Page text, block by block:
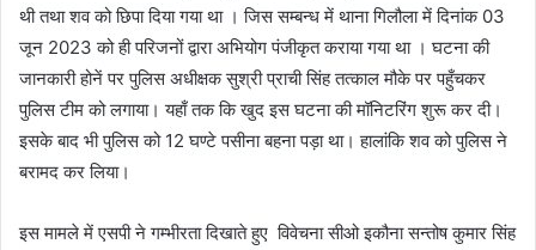
थी तथा शव को छिपा दिया गया था । जिस सम्बन्ध में थाना गिलौला में दिनांक 03
जून 2023 को ही परिजनों द्वारा अभियोग पंजीकृत कराया गया था । घटना की
जानकारी होनें पर पुलिस अधीक्षक सुश्री प्राची सिंह तत्काल मौके पर पहुँचकर
पुलिस टीम को लगाया। यहाँ तक कि खुद इस घटना की मॉनिटरिंग शुरू कर दी।
इसके बाद भी पुलिस को 12 घण्टे पसीना बहना पड़ा था। हालांकि शव को पुलिस ने
बरामद कर लिया।
इस मामले में एसपी ने गम्भीरता दिखाते हुए विवेचना सीओ इकौना सन्तोष कुमार सिंह